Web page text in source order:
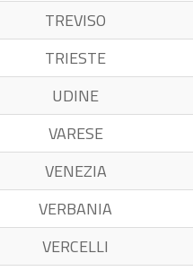
TREVISO
TRIESTE
UDINE
VARESE
VENEZIA
VERBANIA
VERCELLI